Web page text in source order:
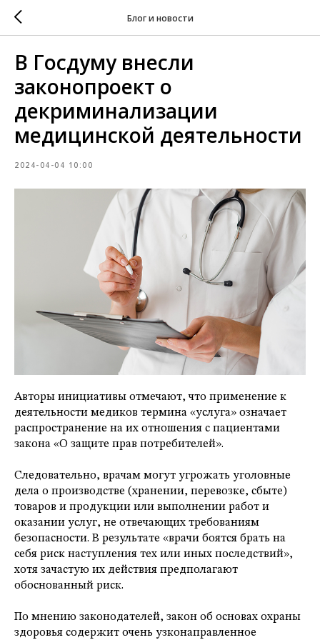
Блог и новости
В Госдуму внесли
законопроект о
декриминализации
медицинской деятельности
2024-04-04 10:00
Авторы инициативы отмечают, что применение к
деятельности медиков термина «услуга» означает
распространение на их отношения с пациентами
закона «О защите прав потребителей».
Следовательно, врачам могут угрожать уголовные
дела о производстве (хранении, перевозке, сбыте)
товаров и продукции или выполнении работ и
оказании услуг, не отвечающих требованиям
безопасности. В результате «врачи боятся брать на
себя риск наступления тех или иных последствий»,
хотя зачастую их действия предполагают
обоснованный риск.
По мнению законодателей, закон об основах охраны
здоровья содержит очень узконаправленное